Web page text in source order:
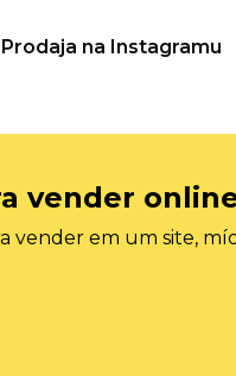
Prodaja na Instagramu
vender
em um site,